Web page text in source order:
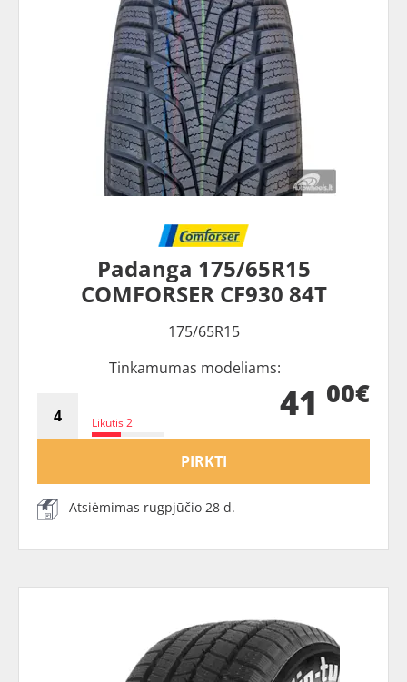
Padanga 175/65R15
COMFORSER CF930 84T
175/65R15
Tinkamumas modeliams:
Likutis 2 41 00€
PIRKTI
Atsiėmimas rugpjūčio 28 d.